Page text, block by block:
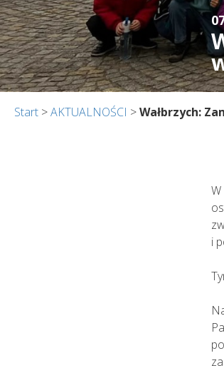
Start >AKTUALNOŚCI >Wałbrzych:
i